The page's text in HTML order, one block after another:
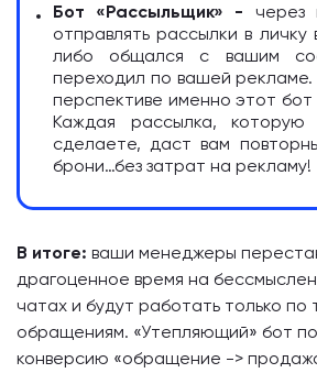
Бот «Рассыльщик» - через
отправлять рассылки в личку
либо общался с вашим
переходил по вашей
перспективе именно этот
Каждая рассылка,
сделаете, даст вам
брони…без затрат на рекламу!
В итоге: ваши менеджеры
драгоценное время на
чатах и будут работать только по
обращениям. «Утепляющий» бот
конверсию «обращение ->